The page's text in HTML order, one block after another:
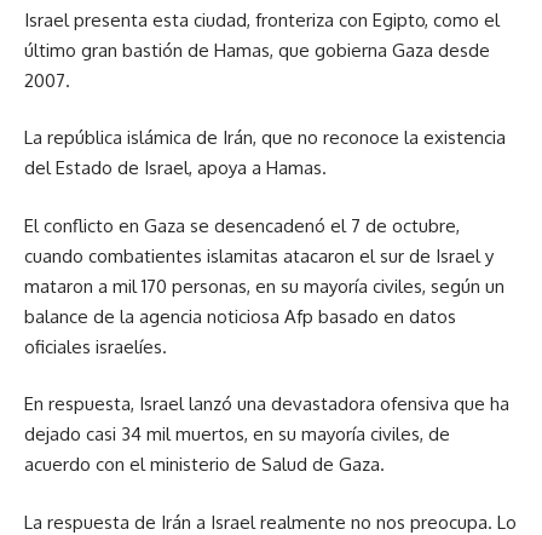
Israel presenta esta ciudad, fronteriza con Egipto, como el
último gran bastión de Hamas, que gobierna Gaza desde
2007.
La república islámica de Irán, que no reconoce la existencia
del Estado de Israel, apoya a Hamas.
El conflicto en Gaza se desencadenó el 7 de octubre,
cuando combatientes islamitas atacaron el sur de Israel y
mataron a mil 170 personas, en su mayoría civiles, según un
balance de la agencia noticiosa Afp basado en datos
oficiales israelíes.
En respuesta, Israel lanzó una devastadora ofensiva que ha
dejado casi 34 mil muertos, en su mayoría civiles, de
acuerdo con el ministerio de Salud de Gaza.
La respuesta de Irán a Israel realmente no nos preocupa. Lo